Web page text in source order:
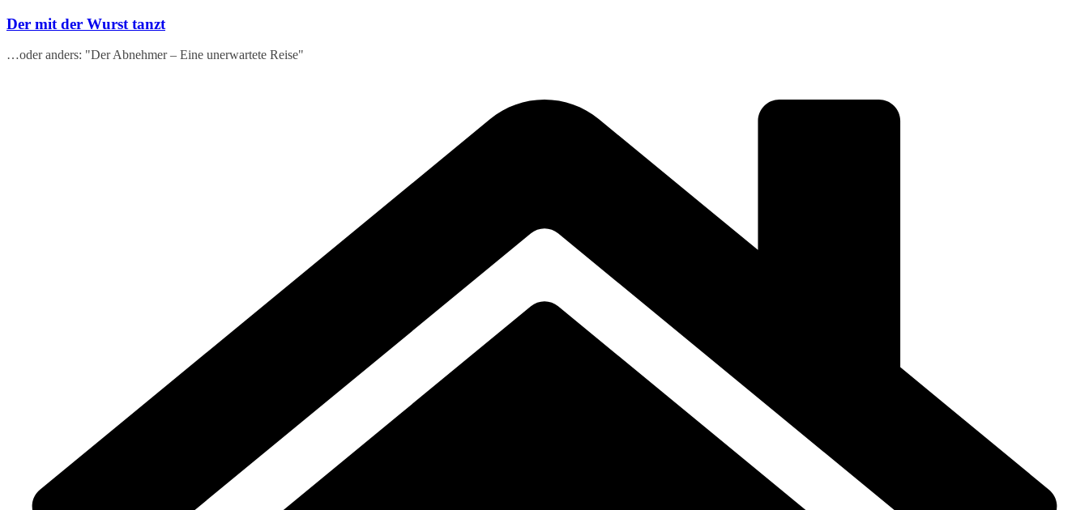
Zum
springen
Der mit der Wurst tanzt
…oder anders: "Der Abnehmer – Eine unerwartete Reise"